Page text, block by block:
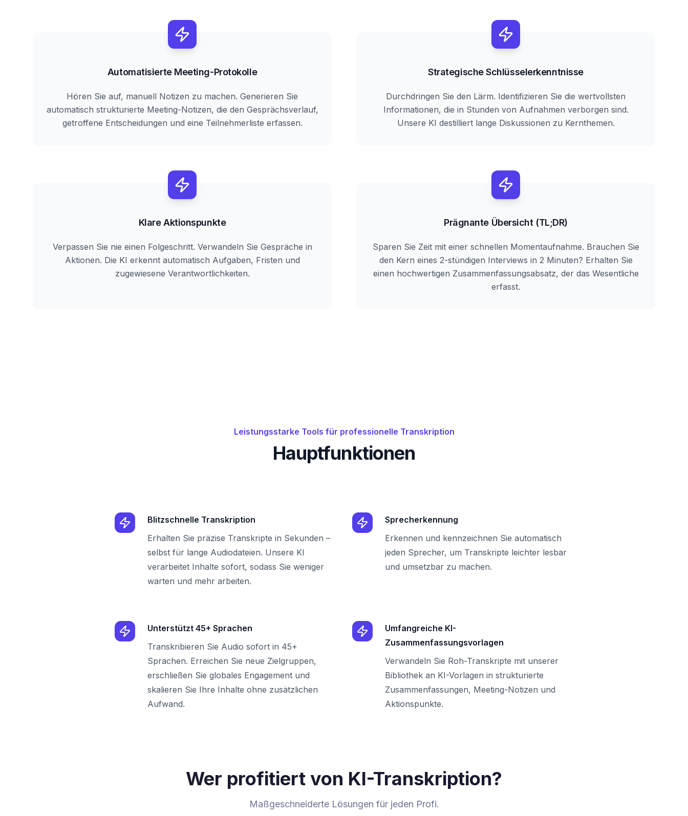
Automatisierte Meeting-Protokolle
Hören Sie auf, manuell Notizen zu machen. Generieren Sie
automatisch strukturierte Meeting-Notizen, die den Gesprächsverlauf,
getroffene Entscheidungen und eine Teilnehmerliste erfassen.
Strategische Schlüsselerkenntnisse
Durchdringen Sie den Lärm. Identifizieren Sie die wertvollsten
Informationen, die in Stunden von Aufnahmen verborgen sind.
Unsere KI destilliert lange Diskussionen zu Kernthemen.
Klare Aktionspunkte
Verpassen Sie nie einen Folgeschritt. Verwandeln Sie Gespräche in
Aktionen. Die KI erkennt automatisch Aufgaben, Fristen und
zugewiesene Verantwortlichkeiten.
Prägnante Übersicht (TL;DR)
Sparen Sie Zeit mit einer schnellen Momentaufnahme. Brauchen Sie
den Kern eines 2-stündigen Interviews in 2 Minuten? Erhalten Sie
einen hochwertigen Zusammenfassungsabsatz, der das Wesentliche
erfasst.
Leistungsstarke Tools für professionelle Transkription
Hauptfunktionen
Blitzschnelle Transkription
Erhalten Sie präzise Transkripte in Sekunden –
selbst für lange Audiodateien. Unsere KI
verarbeitet Inhalte sofort, sodass Sie weniger
warten und mehr arbeiten.
Sprecherkennung
Erkennen und kennzeichnen Sie automatisch
jeden Sprecher, um Transkripte leichter lesbar
und umsetzbar zu machen.
Unterstützt 45+ Sprachen
Transkribieren Sie Audio sofort in 45+
Sprachen. Erreichen Sie neue Zielgruppen,
erschließen Sie globales Engagement und
skalieren Sie Ihre Inhalte ohne zusätzlichen
Aufwand.
Umfangreiche KI-
Zusammenfassungsvorlagen
Verwandeln Sie Roh-Transkripte mit unserer
Bibliothek an KI-Vorlagen in strukturierte
Zusammenfassungen, Meeting-Notizen und
Aktionspunkte.
Wer profitiert von KI-Transkription?
Maßgeschneiderte Lösungen für jeden Profi.